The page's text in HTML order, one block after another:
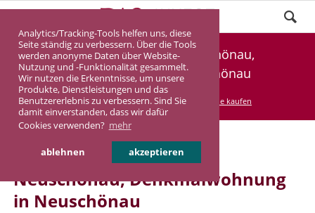
Analytics/Tracking-Tools helfen uns, diese
Seite ständig zu verbessern. Über die Tools
werden anonyme Daten über Website-
Nutzung und -Funktionalität gesammelt.
Wir nutzen die Erkenntnisse, um unsere
Produkte, Dienstleistungen und das
Benutzererlebnis zu verbessern. Sind Sie
damit einverstanden, dass wir dafür
Cookies verwenden? mehr
ablehnen akzeptieren
Denkmalimmobilie Neuschönau,
Denkmalwohnung Neuschönau
DASINVEST Service Denkmalimmobilie kaufen
Denkmalimmobilie in
Neuschönau, Denkmalwohnung
in Neuschönau